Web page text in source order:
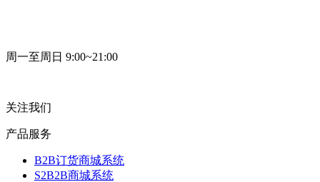
周一至周日 9:00~21:00
关注我们
产品服务
B2B订货商城系统
S2B2B商城系统